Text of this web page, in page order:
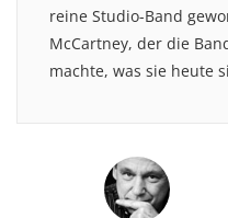
reine Studio-Band
McCartney, der die
machte, was sie heute